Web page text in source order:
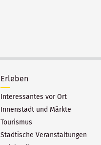
Erleben
Interessantes vor Ort
Innenstadt und Märkte
Tourismus
Städtische Veranstaltungen